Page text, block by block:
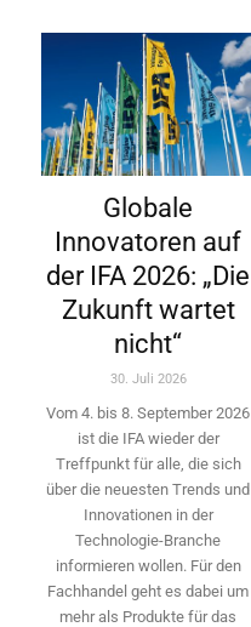
Globale
Innovatoren auf
der IFA 2026: „Die
Zukunft wartet
nicht“
30. Juli 2026
Vom 4. bis 8. September 2026
ist die IFA wieder der
Treffpunkt für alle, die sich
über die neuesten Trends und
Innovationen in der
Technologie-­Branche
informieren wollen. Für den
Fachhandel geht es dabei um
mehr als Produkte für das